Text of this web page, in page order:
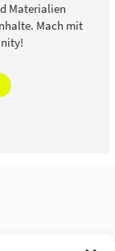
Materialien
Mach mit